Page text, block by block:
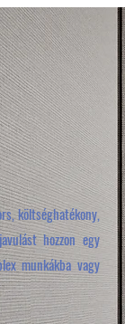
költséghatékony,
hozzon egy
munkákba vagy